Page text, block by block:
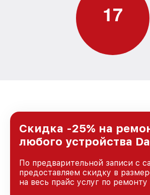
17
Скидка -25% на
любого устройства
По предварительной записи с
предоставляем скидку в
на весь прайс услуг по ремонту